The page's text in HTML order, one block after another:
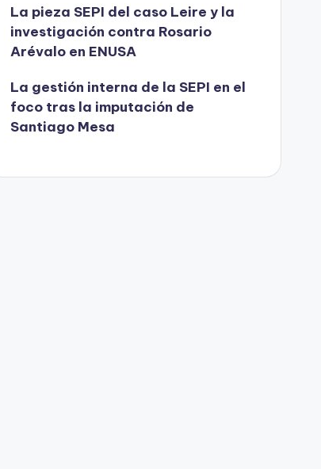
La pieza SEPI del caso Leire y la
investigación contra Rosario
Arévalo en ENUSA
La gestión interna de la SEPI en el
foco tras la imputación de
Santiago Mesa